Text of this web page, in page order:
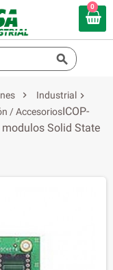
0


Industrial
/ Accesorios

ICOP-
Solid State